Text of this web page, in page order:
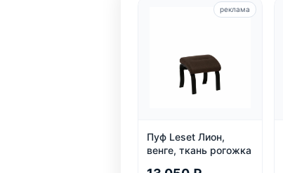
Пуф Leset Лион,
венге, ткань рогожка
реклама